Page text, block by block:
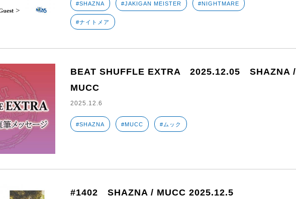
#SHAZNA #JAKIGAN MEISTER #NIGHTMARE
#ナイトメア
BEAT SHUFFLE EXTRA 2025.12.05 SHAZNA /
MUCC
2025.12.6
#SHAZNA #MUCC #ムック
#1402 SHAZNA / MUCC 2025.12.5